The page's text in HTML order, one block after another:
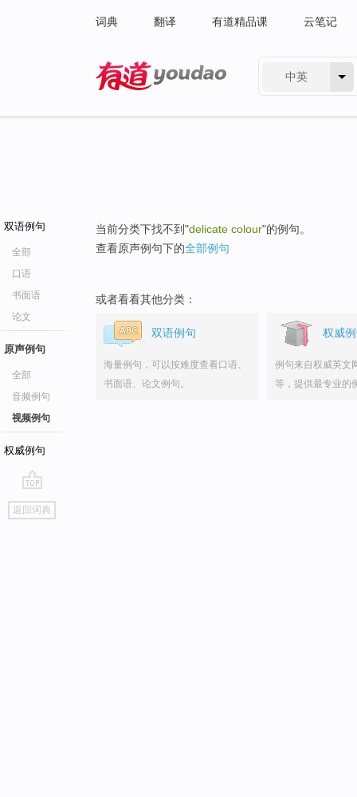
词典 翻译 有道精品课 云笔记
中英
双语例句
全部
口语
书面语
论文
原声例句
全部
音频例句
视频例句
权威例句
go
top
返回词典
当前分类下找不到"delicate colour"的例句。
查看原声例句下的全部例句
或者看看其他分类：
双语例句
海量例句，可以按难度查看口语、
书面语、论文例句。
权威
例句来自权威英文
等，提供最专业的